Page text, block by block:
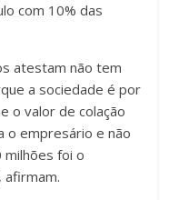
com 10% das
atestam não tem
a sociedade é por
o valor de colação
o empresário e não
foi o
afirmam.